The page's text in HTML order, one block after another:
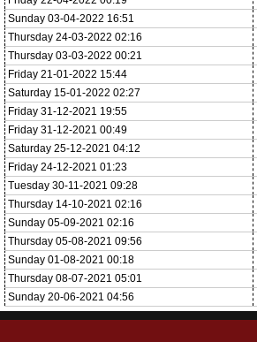
Sunday 03-04-2022 16:51
Thursday 24-03-2022 02:16
Thursday 03-03-2022 00:21
Friday 21-01-2022 15:44
Saturday 15-01-2022 02:27
Friday 31-12-2021 19:55
Friday 31-12-2021 00:49
Saturday 25-12-2021 04:12
Friday 24-12-2021 01:23
Tuesday 30-11-2021 09:28
Thursday 14-10-2021 02:16
Sunday 05-09-2021 02:16
Thursday 05-08-2021 09:56
Sunday 01-08-2021 00:18
Thursday 08-07-2021 05:01
Sunday 20-06-2021 04:56